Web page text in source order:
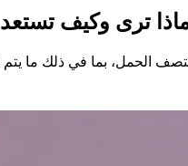
الحمل، بما في ذلك ما